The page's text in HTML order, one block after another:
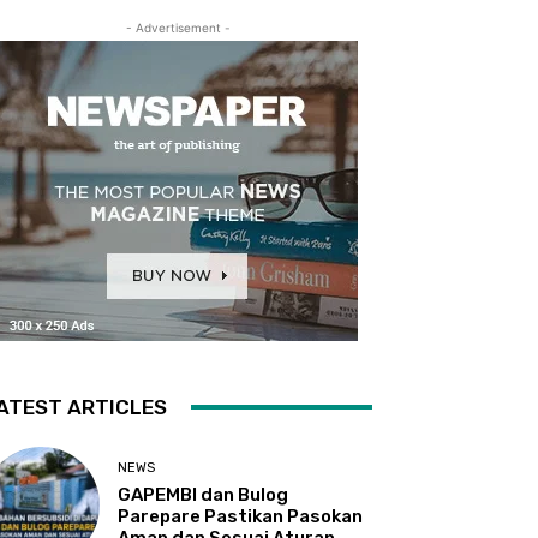
- Advertisement -
ARTICLES
NEWS
GAPEMBI dan Bulog
Parepare Pastikan Pasokan